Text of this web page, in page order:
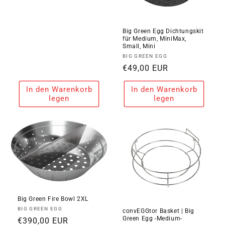
In den Warenkorb
legen
Big Green Egg Dichtungskit
für Medium, MiniMax,
Small, Mini
Anbieter:
BIG GREEN EGG
Normaler
Preis
€49,00 EUR
In den Warenkorb
legen
Big Green Fire Bowl 2XL
Anbieter:
BIG GREEN EGG
Normaler
€390,00 EUR
convEGGtor Basket | Big
Green Egg -Medium-